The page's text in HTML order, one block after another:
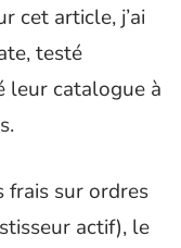
cet article, j’ai
testé
leur catalogue à
frais sur ordres
actif), le